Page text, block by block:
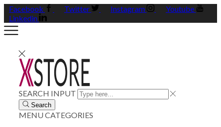
Facebook Twitter Instagram
Youtube
Linkedin
SEARCH INPUT
Search
MENUCATEGORIES